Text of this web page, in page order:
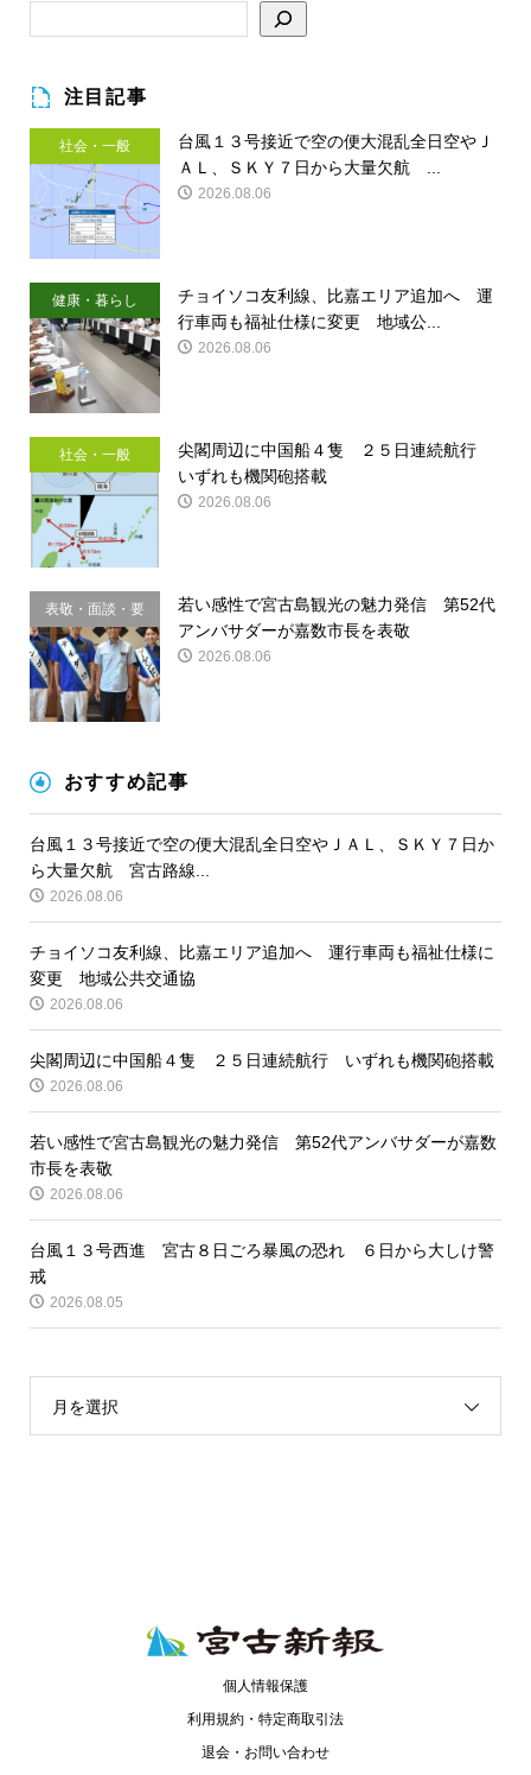
注目記事
社会・一般
台風１３号接近で空の便大混乱全日空やＪ
ＡＬ、ＳＫＹ７日から大量欠航 ...
2026.08.06
健康・暮らし
チョイソコ友利線、比嘉エリア追加へ 運
行車両も福祉仕様に変更 地域公...
2026.08.06
社会・一般
尖閣周辺に中国船４隻 ２５日連続航行
いずれも機関砲搭載
2026.08.06
表敬・面談・要
請
若い感性で宮古島観光の魅力発信 第52代
アンバサダーが嘉数市長を表敬
2026.08.06
おすすめ記事
台風１３号接近で空の便大混乱全日空やＪＡＬ、ＳＫＹ７日か
ら大量欠航 宮古路線...
2026.08.06
チョイソコ友利線、比嘉エリア追加へ 運行車両も福祉仕様に
変更 地域公共交通協
2026.08.06
尖閣周辺に中国船４隻 ２５日連続航行 いずれも機関砲搭載
2026.08.06
若い感性で宮古島観光の魅力発信 第52代アンバサダーが嘉数
市長を表敬
2026.08.06
台風１３号西進 宮古８日ごろ暴風の恐れ ６日から大しけ警
戒
2026.08.05
月を選択
個人情報保護
利用規約・特定商取引法
退会・お問い合わせ